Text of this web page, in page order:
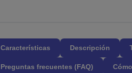
Características Descripción
Preguntas frecuentes (FAQ)